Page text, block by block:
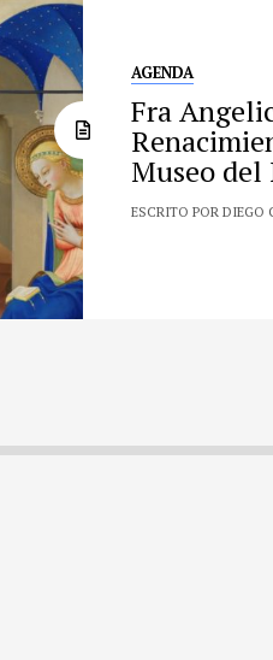
AGENDA
Fra
Museo del
ESCRITO POR DIEGO